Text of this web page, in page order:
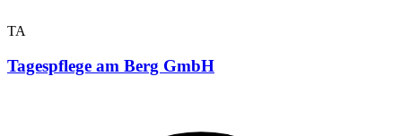
TA
Tagespflege am Berg GmbH